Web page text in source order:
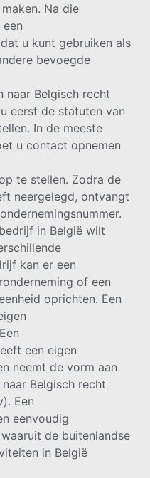
Na die
dat u kunt gebruiken als
bevoegde
naar Belgisch recht
eerst de statuten van
In de meeste
u contact opnemen
te stellen. Zodra de
neergelegd, ontvangt
in België wilt
kan er een
of een
oprichten. Een
een eigen
neemt de vorm aan
Belgisch recht
Een
eenvoudig
de buitenlandse
in België